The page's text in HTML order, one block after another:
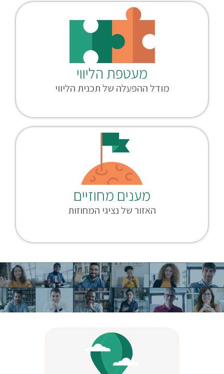
מעטפת הליווי
מודל ההפעלה של תכנית הליווי
מענים מחוזיים
האזור של נציגי המחוזות